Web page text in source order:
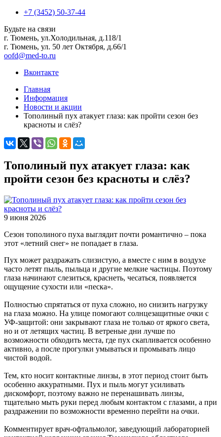
+7 (3452) 50-37-44
Будьте на связи
г. Тюмень, ул.Холодильная, д.118/1
г. Тюмень, ул. 50 лет Октября, д.66/1
oofd@med-to.ru
Вконтакте
Главная
Информация
Новости и акции
Тополиный пух атакует глаза: как пройти сезон без
красноты и слёз?
Тополиный пух атакует глаза: как
пройти сезон без красноты и слёз?
9 июня 2026
Сезон тополиного пуха выглядит почти романтично – пока
этот «летний снег» не попадает в глаза.
Пух может раздражать слизистую, а вместе с ним в воздухе
часто летят пыль, пыльца и другие мелкие частицы. Поэтому
глаза начинают слезиться, краснеть, чесаться, появляется
ощущение сухости или «песка».
Полностью спрятаться от пуха сложно, но снизить нагрузку
на глаза можно. На улице помогают солнцезащитные очки с
УФ-защитой: они закрывают глаза не только от яркого света,
но и от летящих частиц. В ветреные дни лучше по
возможности обходить места, где пух скапливается особенно
активно, а после прогулки умываться и промывать лицо
чистой водой.
Тем, кто носит контактные линзы, в этот период стоит быть
особенно аккуратными. Пух и пыль могут усиливать
дискомфорт, поэтому важно не перенашивать линзы,
тщательно мыть руки перед любым контактом с глазами, а при
раздражении по возможности временно перейти на очки.
Комментирует врач-офтальмолог, заведующий лабораторией